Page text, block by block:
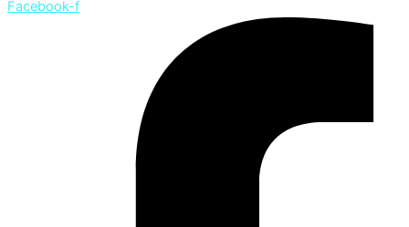
Facebook-f